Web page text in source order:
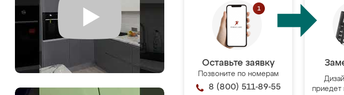
Оставьте заявку
Позвоните по номерам
8 (800) 511-89-55
приедет